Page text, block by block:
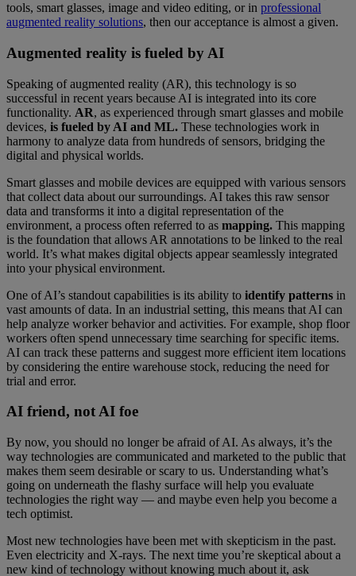
tools, smart glasses, image and video editing, or in professional
augmented reality solutions, then our acceptance is almost a given.
Augmented reality is fueled by AI
Speaking of augmented reality (AR), this technology is so
successful in recent years because AI is integrated into its core
functionality. AR, as experienced through smart glasses and mobile
devices, is fueled by AI and ML. These technologies work in
harmony to analyze data from hundreds of sensors, bridging the
digital and physical worlds.
Smart glasses and mobile devices are equipped with various sensors
that collect data about our surroundings. AI takes this raw sensor
data and transforms it into a digital representation of the
environment, a process often referred to as mapping. This mapping
is the foundation that allows AR annotations to be linked to the real
world. It’s what makes digital objects appear seamlessly integrated
into your physical environment.
One of AI’s standout capabilities is its ability to identify patterns in
vast amounts of data. In an industrial setting, this means that AI can
help analyze worker behavior and activities. For example, shop floor
workers often spend unnecessary time searching for specific items.
AI can track these patterns and suggest more efficient item locations
by considering the entire warehouse stock, reducing the need for
trial and error.
AI friend, not AI foe
By now, you should no longer be afraid of AI. As always, it’s the
way technologies are communicated and marketed to the public that
makes them seem desirable or scary to us. Understanding what’s
going on underneath the flashy surface will help you evaluate
technologies the right way — and maybe even help you become a
tech optimist.
Most new technologies have been met with skepticism in the past.
Even electricity and X-rays. The next time you’re skeptical about a
new kind of technology without knowing much about it, ask